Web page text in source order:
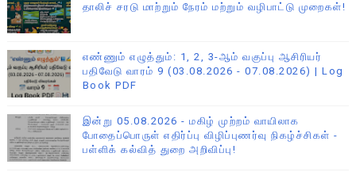
தாலிச் சரடு மாற்றும் நேரம் மற்றும் வழிபாட்டு முறைகள்!
எண்ணும் எழுத்தும்: 1, 2, 3-ஆம் வகுப்பு ஆசிரியர்
பதிவேடு வாரம் 9 (03.08.2026 - 07.08.2026) | Log
Book PDF
இன்று 05.08.2026 - மகிழ் முற்றம் வாயிலாக
போதைப்பொருள் எதிர்ப்பு விழிப்புணர்வு நிகழ்ச்சிகள் -
பள்ளிக் கல்வித் துறை அறிவிப்பு!